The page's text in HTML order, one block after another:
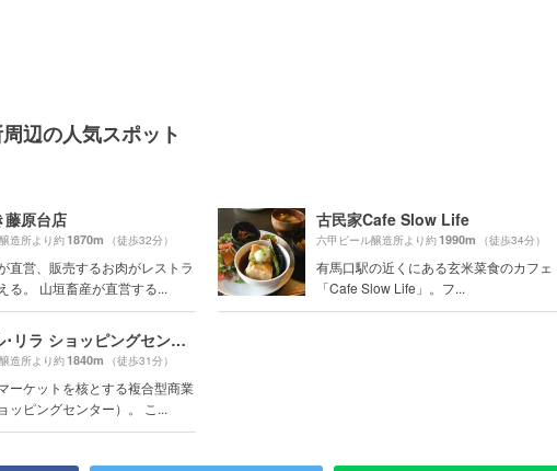
辺の人気スポット
藤原台店
造所より約1870m （徒歩32分）
直営、販売するお肉がレストラ
る。 山垣畜産が直営する...
古民家Cafe Slow Life
六甲ビール醸造所より約1990m （徒歩34分）
有馬口駅の近くにある玄米菜食のカフェ
「Cafe Slow Life」。フ...
エコール･リラ ショッピングセンター
造所より約1840m （徒歩31分）
ーケットを核とする複合型商業
ッピングセンター）。 こ...